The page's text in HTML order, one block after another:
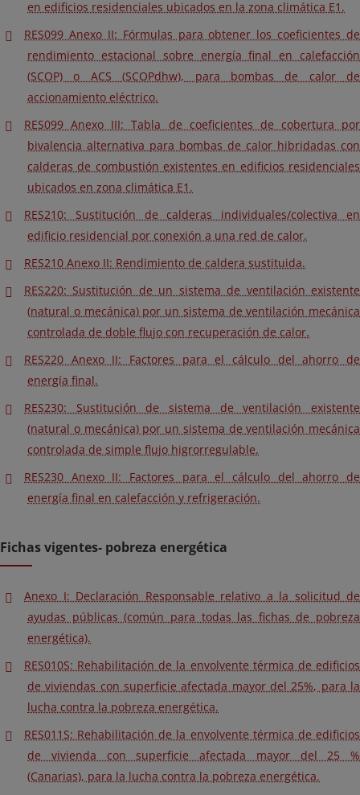
en edificios residenciales ubicados en la zona climática E1.
RES099 Anexo II: Fórmulas para obtener los coeficientes de
rendimiento estacional sobre energía final en calefacción
(SCOP) o ACS (SCOPdhw), para bombas de calor de
accionamiento eléctrico.
RES099 Anexo III: Tabla de coeficientes de cobertura por
bivalencia alternativa para bombas de calor hibridadas con
calderas de combustión existentes en edificios residenciales
ubicados en zona climática E1.
RES210: Sustitución de calderas individuales/colectiva en
edificio residencial por conexión a una red de calor.
RES210 Anexo II: Rendimiento de caldera sustituida.
RES220: Sustitución de un sistema de ventilación existente
(natural o mecánica) por un sistema de ventilación mecánica
controlada de doble flujo con recuperación de calor.
RES220 Anexo II: Factores para el cálculo del ahorro de
energía final.
RES230: Sustitución de sistema de ventilación existente
(natural o mecánica) por un sistema de ventilación mecánica
controlada de simple flujo higrorregulable.
RES230 Anexo II: Factores para el cálculo del ahorro de
energía final en calefacción y refrigeración.
Fichas vigentes- pobreza energética
Anexo I: Declaración Responsable relativo a la solicitud de
ayudas públicas (común para todas las fichas de pobreza
energética).
RES010S: Rehabilitación de la envolvente térmica de edificios
de viviendas con superficie afectada mayor del 25%, para la
lucha contra la pobreza energética.
RES011S: Rehabilitación de la envolvente térmica de edificios
de vivienda con superficie afectada mayor del 25 %
(Canarias), para la lucha contra la pobreza energética.